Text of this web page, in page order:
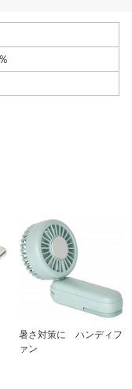
暑さ対策に ハンディフ
ァン